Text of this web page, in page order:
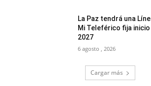
La Paz tendrá una
Mi Teleférico fija
2027
6 agosto , 2026
Cargar más